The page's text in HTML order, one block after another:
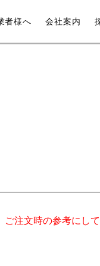
者様へ 会社案内
ご注文時の参考にし